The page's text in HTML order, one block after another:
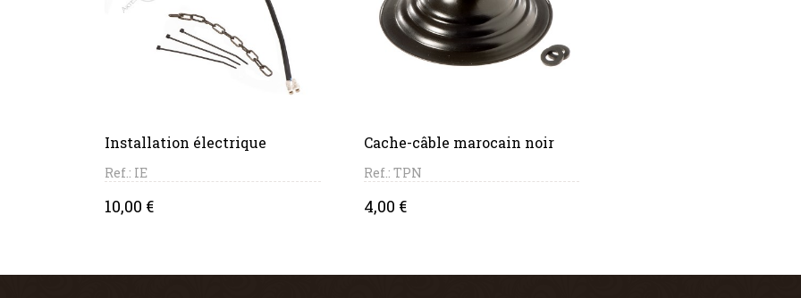
PANIER
Installation électrique
Ref.: IE
Price
10,00 €
PANIER
Cache-câble marocain noir
Ref.: TPN
Price
4,00 €